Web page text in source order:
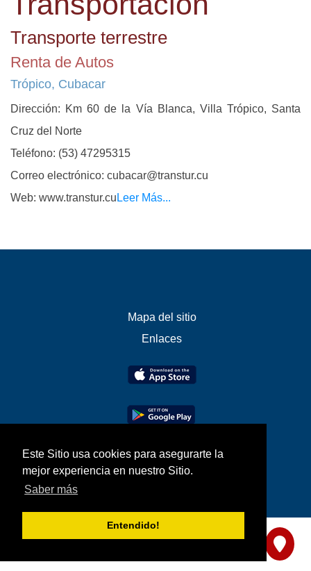
Este Sitio usa cookies para asegurarte la
mejor experiencia en nuestro Sitio.
Saber más
Entendido!
Compártanos su opinión
Transporte terrestre
Renta de Autos
Trópico, Cubacar
Dirección: Km 60 de la Vía Blanca, Villa Trópico, Santa
Cruz del Norte
Teléfono: (53) 47295315
Correo electrónico: cubacar@transtur.cu
Web: www.transtur.cu Leer Más...
Mapa del sitio
Enlaces